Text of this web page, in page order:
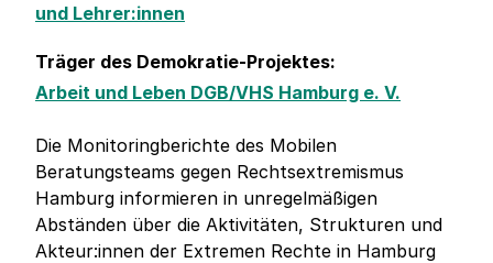
und Lehrer:innen
Träger des Demokratie-Projektes:
Arbeit und Leben DGB/VHS Hamburg e. V.
Die Monitoringberichte des Mobilen
Beratungsteams gegen Rechtsextremismus
Hamburg informieren in unregelmäßigen
Abständen über die Aktivitäten, Strukturen und
Akteur:innen der Extremen Rechte in Hamburg